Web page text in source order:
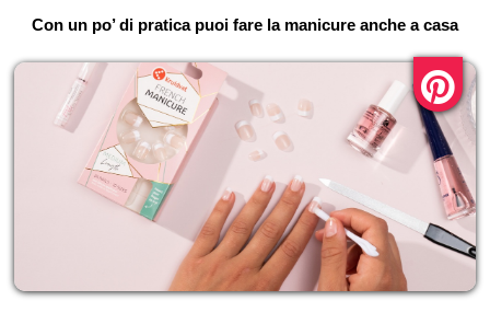
Con un po’ di pratica puoi fare la manicure anche a casa